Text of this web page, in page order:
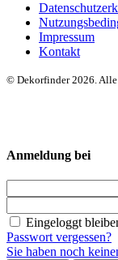
Impressum
Kontakt
© Dekorfinder 2026.
Anmeldung bei
Eingeloggt
Passwort vergessen?
Sie haben noch